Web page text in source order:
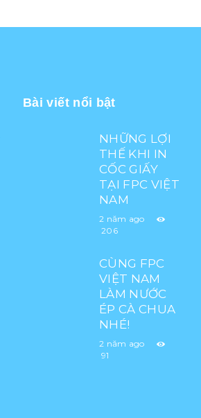
Bài viết nổi bật
NHỮNG LỢI
THẾ KHI IN
CỐC GIẤY
TẠI FPC VIỆT
NAM
2 năm ago
206
CÙNG FPC
VIỆT NAM
LÀM NƯỚC
ÉP CÀ CHUA
NHÉ!
2 năm ago
91